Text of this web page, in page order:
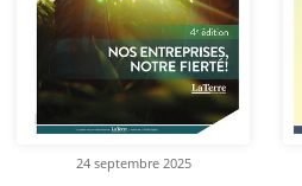
24 septembre 2025